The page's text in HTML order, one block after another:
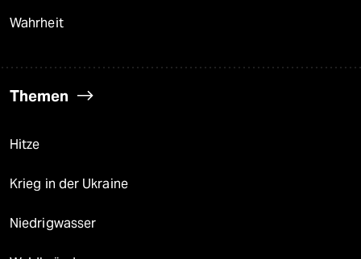
Wahrheit
Themen
Hitze
Krieg in der Ukraine
Niedrigwasser